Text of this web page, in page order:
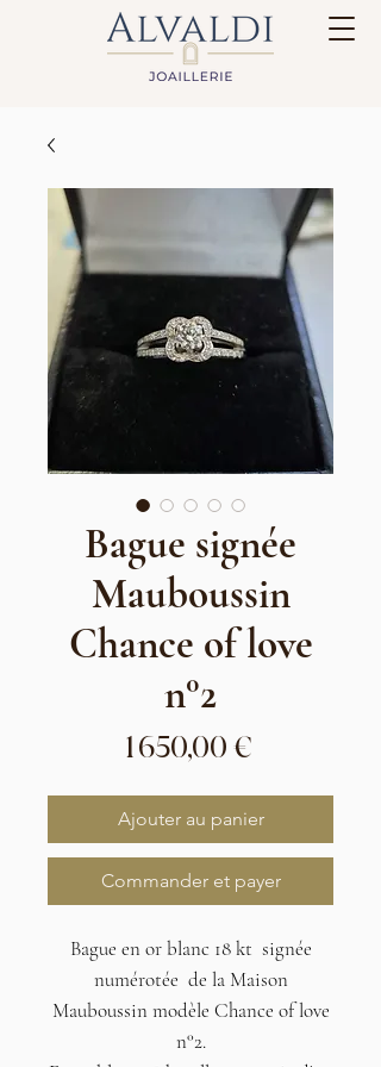
Bague signée
Mauboussin
Chance of love
n°2
1 650,00 €Prix
Ajouter au panier
Commander et payer
Bague en or blanc 18 kt signée
numérotée de la Maison
Mauboussin modèle Chance of love
n°2.